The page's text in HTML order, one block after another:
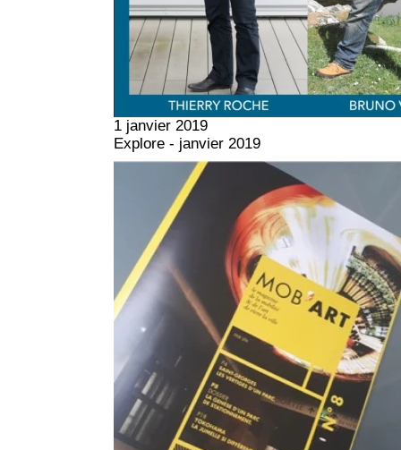
1 janvier 2019
Explore - janvier 2019